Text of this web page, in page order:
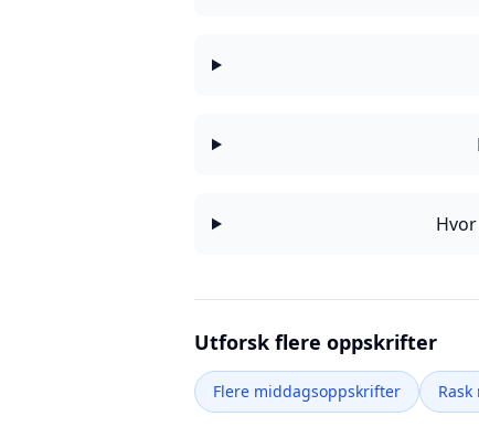
Utforsk flere oppskrifter
Flere middagsoppskrifter